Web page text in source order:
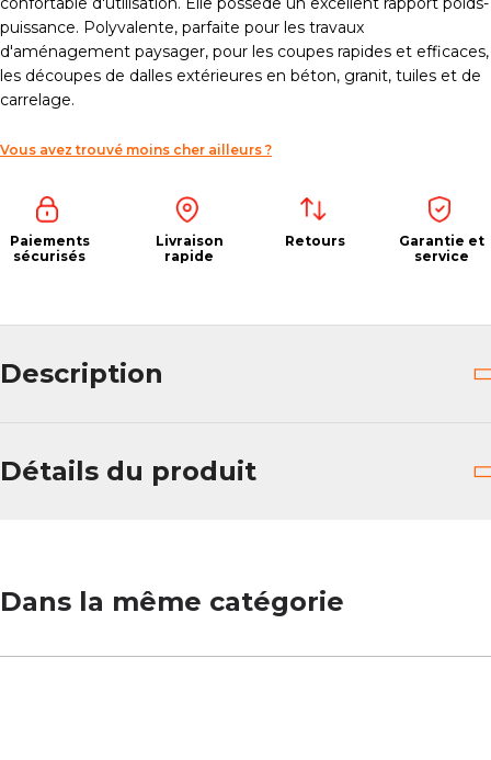
puissance. Polyvalente, parfaite pour les travaux
d'aménagement paysager, pour les coupes rapides et efficaces,
les découpes de dalles extérieures en béton, granit, tuiles et de
carrelage.
Vous avez trouvé moins cher ailleurs ?
Paiements
sécurisés
Livraison
rapide
Retours
Garantie et
service
Description
Détails du produit
Dans la même catégorie